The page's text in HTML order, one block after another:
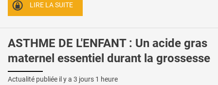
LIRE LA SUITE
ASTHME DE L'ENFANT : Un acide gras
maternel essentiel durant la grossesse
Actualité publiée il y a 3 jours 1 heure